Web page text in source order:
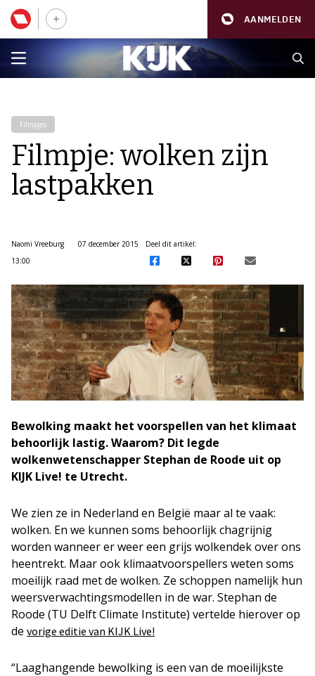
AANMELDEN
Filmpjes
Filmpje: wolken zijn
lastpakken
Naomi Vreeburg
07 december 2015
13:00
Deel dit artikel:
Bewolking maakt het voorspellen van het klimaat
behoorlijk lastig. Waarom? Dit legde
wolkenwetenschapper Stephan de Roode uit op
KIJK Live! te Utrecht.
We zien ze in Nederland en België maar al te vaak:
wolken. En we kunnen soms behoorlijk chagrijnig
worden wanneer er weer een grijs wolkendek over ons
heentrekt. Maar ook klimaatvoorspellers weten soms
moeilijk raad met de wolken. Ze schoppen namelijk hun
weersverwachtingsmodellen in de war. Stephan de
Roode (TU Delft Climate Institute) vertelde hierover op
de vorige editie van KIJK Live!
“Laaghangende bewolking is een van de moeilijkste